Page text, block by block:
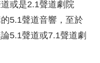
或是2.1聲道劇院
5.1聲道音響，至於
5.1聲道或7.1聲道劇